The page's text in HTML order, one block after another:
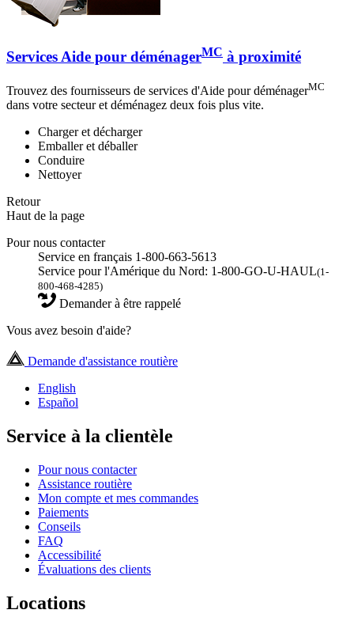
Services Aide pour déménagerMC à proximité
Trouvez des fournisseurs de services d'Aide pour déménagerMC
dans votre secteur et déménagez deux fois plus vite.
Charger et décharger
Emballer et déballer
Conduire
Nettoyer
Retour
Haut de la page
Pour nous contacter
Service en français 1-800-663-5613
Service pour l'Amérique du Nord: 1-800-GO-U-HAUL(1-
800-468-4285)
Demander à être rappelé
Vous avez besoin d'aide?
Demande d'assistance routière
English
Español
Service à la clientèle
Pour nous contacter
Assistance routière
Mon compte et mes commandes
Paiements
Conseils
FAQ
Accessibilité
Évaluations des clients
Locations